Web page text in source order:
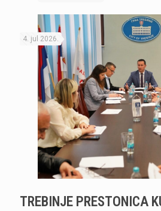
4. jul 2026.
TREBINJE PRESTONICA